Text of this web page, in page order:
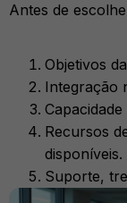
Antes de
Objetivos
Integração
Recursos
disponíveis.
Suporte,